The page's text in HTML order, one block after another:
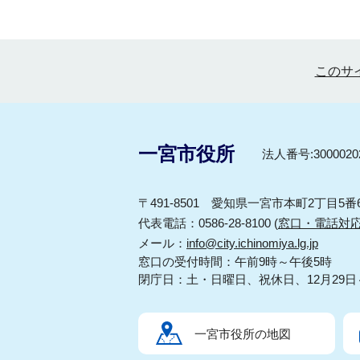
このサ
一宮市役所 法人番号
〒491-8501 愛知県一宮市本町2丁目5番
代表電話：0586-28-8100 (窓口・電話対
メール： info@city.ichinomiya.lg.jp
窓口の受付時間：午前9時～午後5時
閉庁日：土・日曜日、祝休日、12月29日
一宮市役所の地図